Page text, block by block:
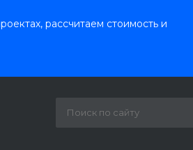
рассчитаем стоимость и